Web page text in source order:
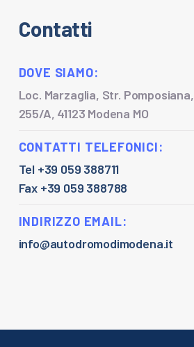
Contatti
DOVE SIAMO:
Loc. Marzaglia, Str. Pomposiana,
255/A, 41123 Modena MO
CONTATTI TELEFONICI:
Tel +39 059 388711
Fax +39 059 388788
INDIRIZZO EMAIL:
info@autodromodimodena.it